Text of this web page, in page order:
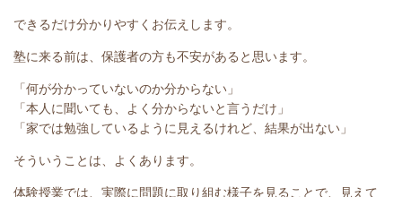
できるだけ分かりやすくお伝えします。
塾に来る前は、保護者の方も不安があると思います。
「何が分かっていないのか分からない」
「本人に聞いても、よく分からないと言うだけ」
「家では勉強しているように見えるけれど、結果が出ない」
そういうことは、よくあります。
体験授業では、実際に問題に取り組む様子を見ることで、見えて